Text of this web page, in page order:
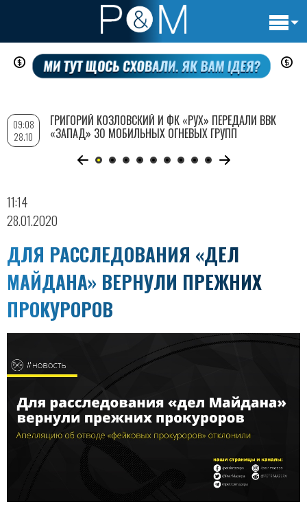
Перейти
содержанию
11:14
28.01.2020
ДЛЯ РАССЛЕДОВАНИЯ «ДЕЛ
МАЙДАНА» ВЕРНУЛИ ПРЕЖНИХ
ПРОКУРОРОВ
09:08
28.10
ГРИГОРИЙ КОЗЛОВСКИЙ И ФК «РУХ» ПЕРЕДАЛИ ВВК
«ЗАПАД» 30 МОБИЛЬНЫХ ОГНЕВЫХ ГРУПП